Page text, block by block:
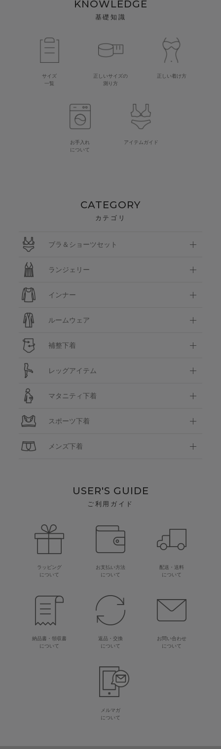
KNOWLEDGE
基礎知識
サイズ
一覧
正しいサイズの
測り方
正しい着け方
お手入れ
について
アイテムガイド
CATEGORY
カテゴリ
ブラ＆ショーツセット
ランジェリー
インナー
ルームウェア
補整下着
レッグアイテム
マタニティ下着
スポーツ下着
メンズ下着
USER'S GUIDE
ご利用ガイド
ラッピング
について
お支払い方法
について
配送・送料
について
納品書・領収書
について
返品・交換
について
お問い合わせ
について
メルマガ
について